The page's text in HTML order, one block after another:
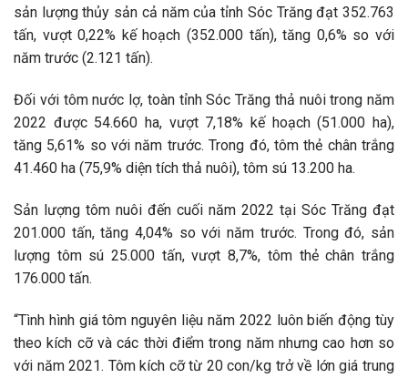
sản lượng thủy sản cả năm của tỉnh Sóc Trăng đạt 352.763
tấn, vượt 0,22% kế hoạch (352.000 tấn), tăng 0,6% so với
năm trước (2.121 tấn).
Đối với tôm nước lợ, toàn tỉnh Sóc Trăng thả nuôi trong năm
2022 được 54.660 ha, vượt 7,18% kế hoạch (51.000 ha),
tăng 5,61% so với năm trước. Trong đó, tôm thẻ chân trắng
41.460 ha (75,9% diện tích thả nuôi), tôm sú 13.200 ha.
Sản lượng tôm nuôi đến cuối năm 2022 tại Sóc Trăng đạt
201.000 tấn, tăng 4,04% so với năm trước. Trong đó, sản
lượng tôm sú 25.000 tấn, vượt 8,7%, tôm thẻ chân trắng
176.000 tấn.
“Tình hình giá tôm nguyên liệu năm 2022 luôn biến động tùy
theo kích cỡ và các thời điểm trong năm nhưng cao hơn so
với năm 2021. Tôm kích cỡ từ 20 con/kg trở về lớn giá trung